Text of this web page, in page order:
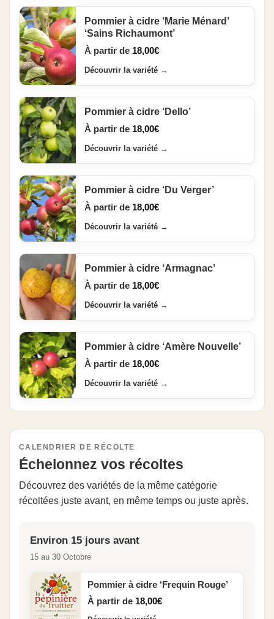
Pommier à cidre ‘Marie Ménard’
‘Sains Richaumont’
À partir de 18,00€
Découvrir la variété →
Pommier à cidre ‘Dello’
À partir de 18,00€
Découvrir la variété →
Pommier à cidre ‘Du Verger’
À partir de 18,00€
Découvrir la variété →
Pommier à cidre ‘Armagnac’
À partir de 18,00€
Découvrir la variété →
Pommier à cidre ‘Amère Nouvelle’
À partir de 18,00€
Découvrir la variété →
CALENDRIER DE RÉCOLTE
Échelonnez vos récoltes
Découvrez des variétés de la même catégorie
récoltées juste avant, en même temps ou juste après.
Environ 15 jours avant
15 au 30 Octobre
Pommier à cidre ‘Frequin Rouge’
À partir de 18,00€